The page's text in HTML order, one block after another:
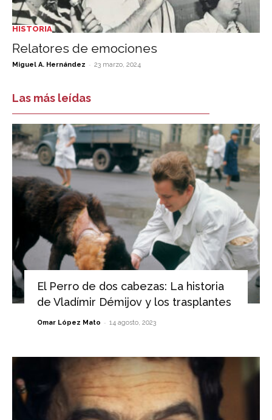
HISTORIA
Relatores de emociones
Miguel A. Hernández - 23 marzo, 2024
Las más leídas
El Perro de dos cabezas: La historia
de Vladímir Démijov y los trasplantes
Omar López Mato - 14 agosto, 2023